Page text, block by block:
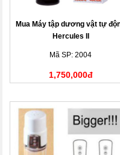
Mua Máy tập dương vật tự
Hercules II
Mã SP: 2004
1,750,000đ